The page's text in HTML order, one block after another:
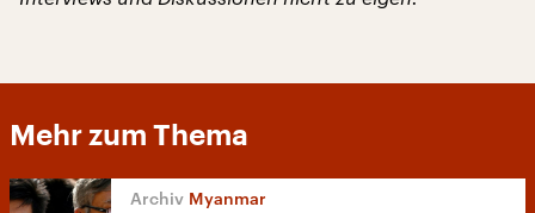
Mehr zum Thema
Myanmar